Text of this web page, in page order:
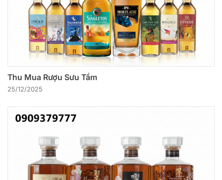
Thu Mua Rượu Sưu Tầm
25/12/2025